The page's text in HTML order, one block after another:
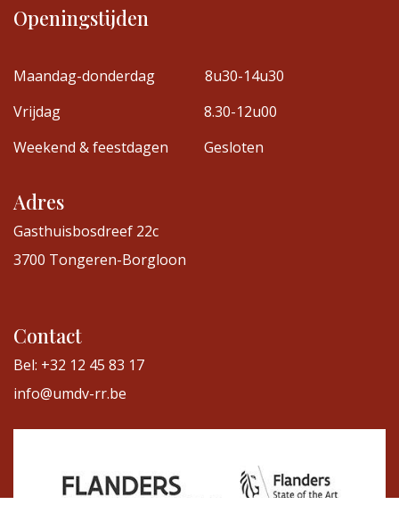
Openingstijden
Maandag-donderdag
8u30-14u30
Vrijdag
8.30-12u00
Weekend & feestdagen
Gesloten
Adres
Gasthuisbosdreef 22c
3700 Tongeren-Borgloon
Contact
Bel: +32 12 45 83 17
info@umdv-rr.be